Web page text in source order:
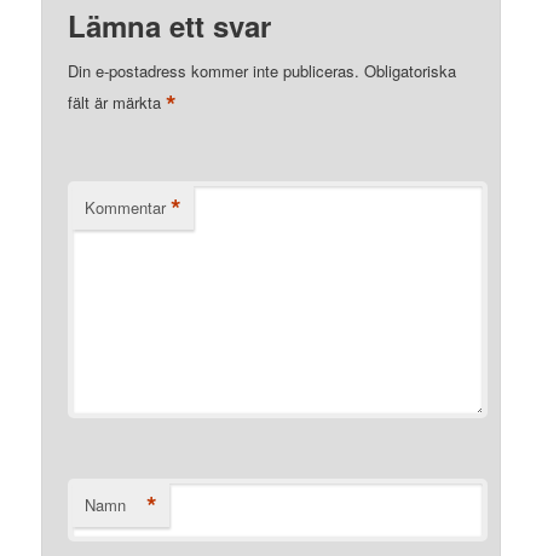
Lämna ett svar
Din e-postadress kommer inte publiceras. Obligatoriska
fält är märkta*
Kommentar *
Namn *